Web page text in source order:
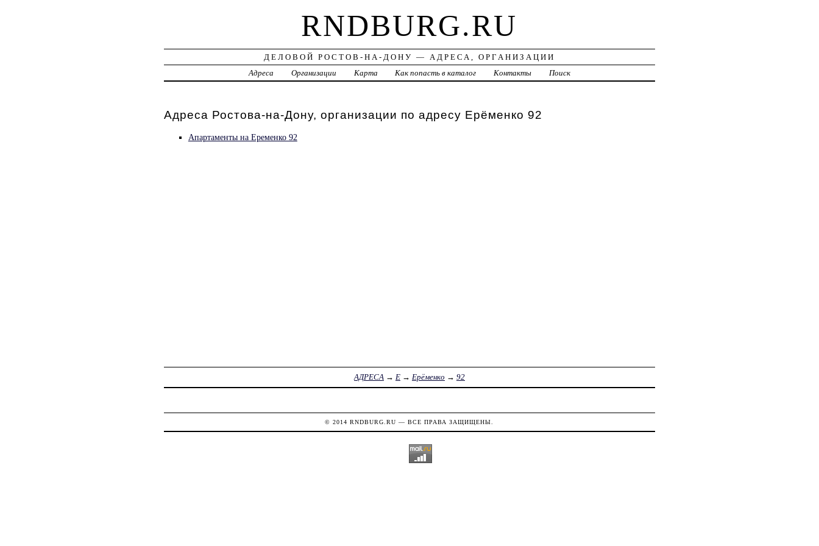
RNDBURG.RU
ДЕЛОВОЙ РОСТОВ-НА-ДОНУ — АДРЕСА, ОРГАНИЗАЦИИ
Адреса
Организации Карта Как попасть в каталог Контакты Поиск
Адреса Ростова-на-Дону, организации по адресу Ерёменко 92
Апартаменты на Еременко 92
АДРЕСА→ Е→ Ерёменко → 92
© 2014RNDBURG.RU — ВСЕ ПРАВА ЗАЩИЩЕНЫ.